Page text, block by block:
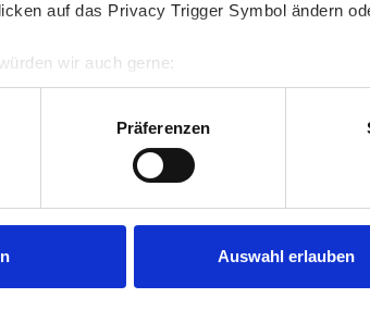
auf das Privacy Trigger Symbol ändern
wir auch gerne:
Ihre geografische Lage erfassen, welche bis
Scannen nach bestimmten Merkmalen
wie Ihre persönlichen Daten verarbeitet
um Inhalte und Anzeigen zu personalisieren,
Website zu analysieren. Außerdem geben
Präferenzen
Auswahl erlauben